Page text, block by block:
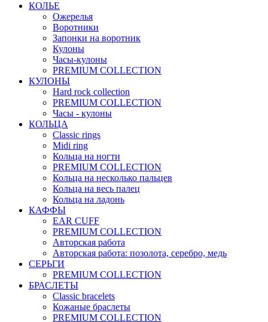
КОЛЬЕ
Ожерелья
Воротники
Запонки на воротник
Кулоны
Часы-кулоны
PREMIUM COLLECTION
КУЛОНЫ
Hard rock collection
PREMIUM COLLECTION
Часы - кулоны
КОЛЬЦА
Classic rings
Midi ring
Кольца на ногти
PREMIUM COLLECTION
Кольца на несколько пальцев
Кольца на весь палец
Кольца на ладонь
КАФФЫ
EAR CUFF
PREMIUM COLLECTION
Авторская работа
Авторская работа: позолота, серебро, медь
СЕРЬГИ
PREMIUM COLLECTION
БРАСЛЕТЫ
Classic bracelets
Кожаные браслеты
PREMIUM COLLECTION